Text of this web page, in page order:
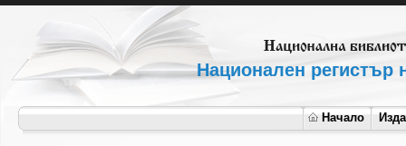
Национален регистър
Начало